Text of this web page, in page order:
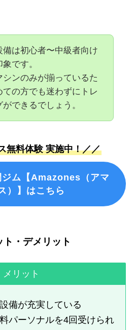
備は初心者〜中級者向け
です。
シンのみが揃っているた
ての方でも迷わずにトレ
できるでしょう。
無料体験 実施中！／／
ム【Amazones（アマ
）】はこちら
・デメリット
メリット
備が充実している
パーソナルを4回受けられ